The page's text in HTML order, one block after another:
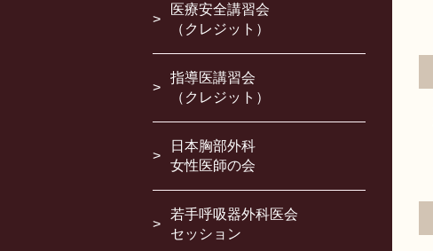
医療安全講習会
（クレジット）
指導医講習会
（クレジット）
日本胸部外科
女性医師の会
若手呼吸器外科医会
セッション